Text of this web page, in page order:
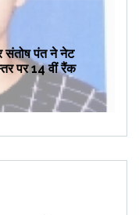
संतोष पंत ने नेट
पर 14 वीं रैंक